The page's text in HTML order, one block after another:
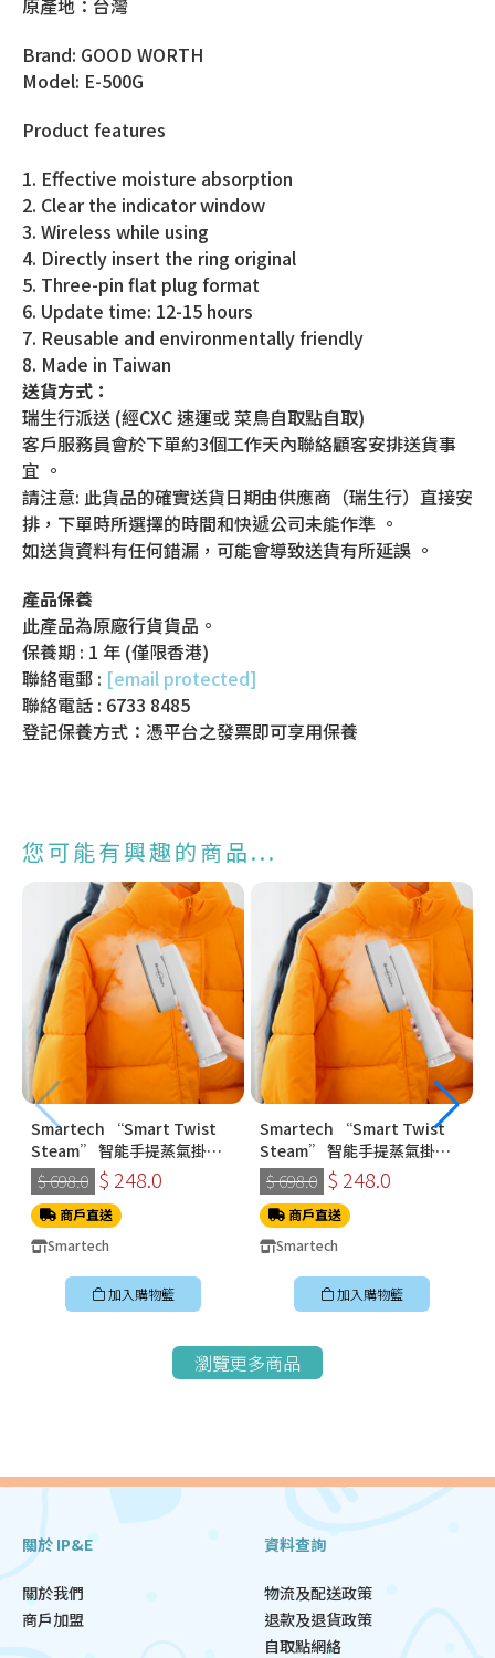
原產地：台灣
Brand: GOOD WORTH
Model: E-500G
Product features
1. Effective moisture absorption
2. Clear the indicator window
3. Wireless while using
4. Directly insert the ring original
5. Three-pin flat plug format
6. Update time: 12-15 hours
7. Reusable and environmentally friendly
8. Made in Taiwan
送貨方式：
瑞生行派送 (經CXC 速運或 菜鳥自取點自取)
客戶服務員會於下單約3個工作天內聯絡顧客安排送貨事
宜 。
請注意: 此貨品的確實送貨日期由供應商（瑞生行）直接安
排，下單時所選擇的時間和快遞公司未能作準 。
如送貨資料有任何錯漏，可能會導致送貨有所延誤 。
產品保養
此產品為原廠行貨貨品。
保養期 : 1 年 (僅限香港)
聯絡電郵 : [email protected]
聯絡電話 : 6733 8485
登記保養方式：憑平台之發票即可享用保養
您可能有興趣的商品...
Smartech “Smart Twist
Steam” 智能手提蒸氣掛燙
機 (SS-8108)
$ 698.0 $ 248.0
商戶直送
Smartech
加入購物籃
Smartech “Smart Twist
Steam” 智能手提蒸氣掛燙
機 (SS-8108)
$ 698.0 $ 248.0
商戶直送
Smartech
加入購物籃
瀏覽更多商品
關於 IP&E
關於我們
商戶加盟
資料查詢
物流及配送政策
退款及退貨政策
自取點網絡